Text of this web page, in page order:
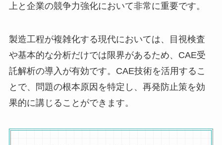
上と企業の競争力強化において非常に重要です。
製造工程が複雑化する現代においては、目視検査
や基本的な分析だけでは限界があるため、CAE受
託解析の導入が有効です。CAE技術を活用するこ
とで、問題の根本原因を特定し、再発防止策を効
果的に講じることができます。